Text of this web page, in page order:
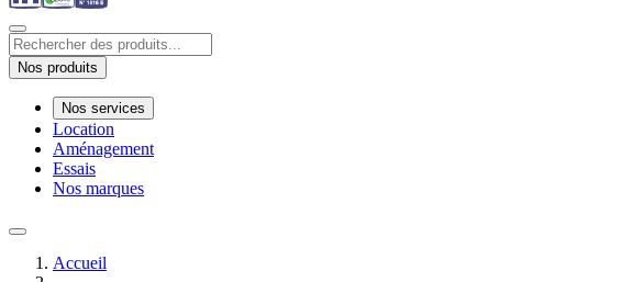
Nos produits
Nos services
Location
Aménagement
Essais
Nos marques
Accueil